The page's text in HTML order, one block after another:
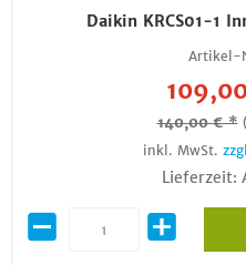
Daikin KRCS01-1
Artikel-
140,00 € *
inkl. MwSt.
Lieferzeit: